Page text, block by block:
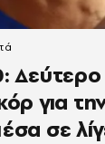
Δεύτερο
για
σε